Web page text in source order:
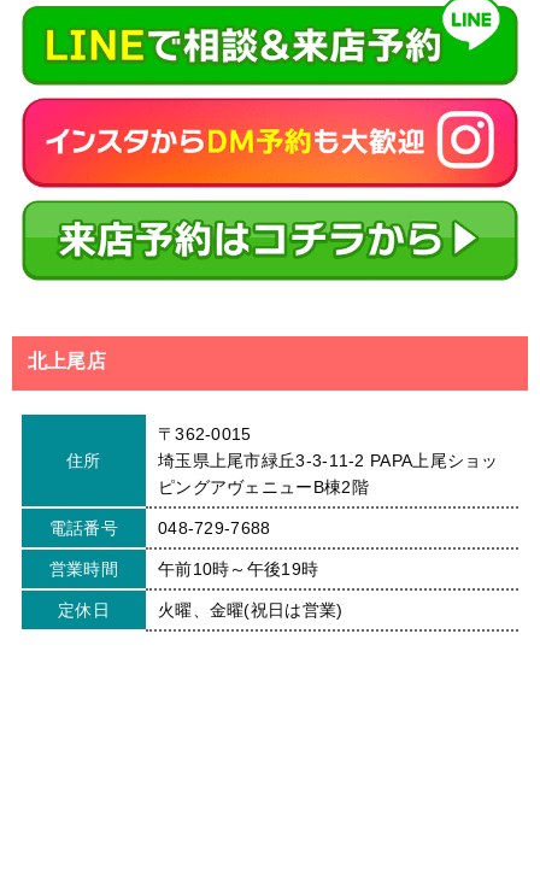
北上尾店
住所
〒362-0015
埼玉県上尾市緑丘3-3-11-2 PAPA上尾ショッ
ピングアヴェニューB棟2階
電話番号 048-729-7688
営業時間 午前10時～午後19時
定休日 火曜、金曜(祝日は営業)